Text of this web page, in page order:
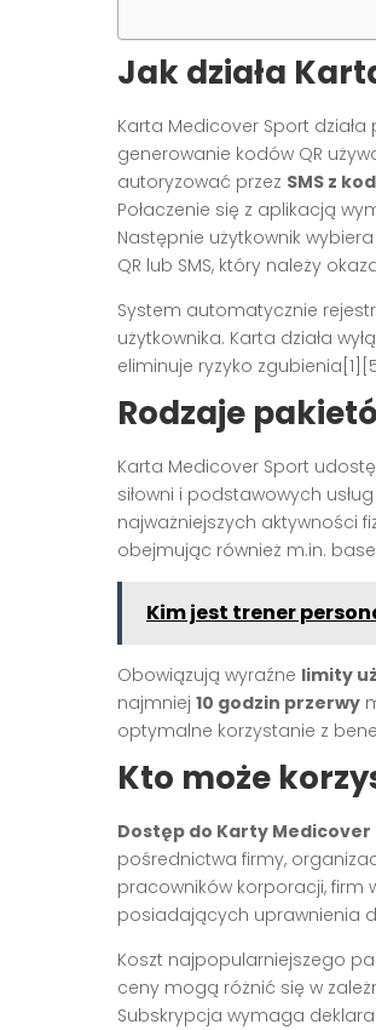
Jak działa
Karta Medicover Sport
generowanie kodów QR
autoryzować przez SMS z
Połaczenie się z aplikacją
Następnie użytkownik
QR lub SMS, który należy
System automatycznie
użytkownika. Karta działa
eliminuje ryzyko zgubienia
Rodzaje
Karta Medicover Sport
siłowni i podstawowych
najważniejszych aktywności
obejmując również m.in.
Kim jest trener
Obowiązują wyraźne limity
najmniej 10 godzin przerwy
optymalne korzystanie z
Kto może
Dostęp do Karty
pośrednictwa firmy,
pracowników korporacji, firm
posiadających uprawnienia
Koszt najpopularniejszego
ceny mogą różnić się w
Subskrypcja wymaga